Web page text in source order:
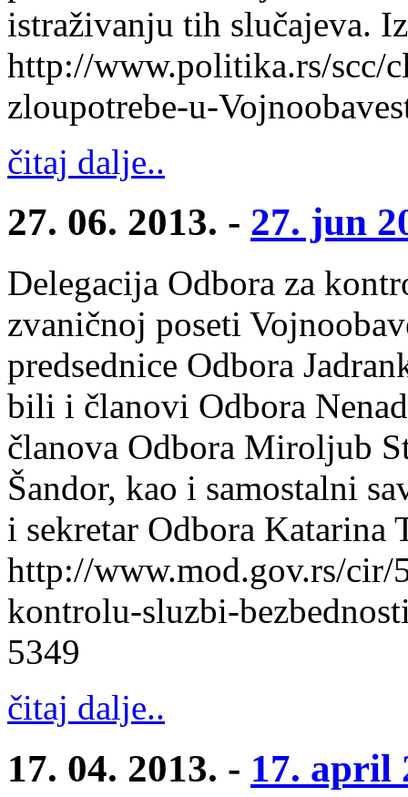
istraživanju tih slučajeva.
http://www.politika.rs/scc/
zloupotrebe-u-
čitaj dalje..
27. 06. 2013. - 27. jun
Delegacija Odbora za
zvaničnoj poseti
predsednice Odbora
bili i članovi Odbora
članova Odbora Miroljub
Šandor, kao i samostalni
i sekretar Odbora Katarina
http://www.mod.gov.rs/cir/
kontrolu-sluzbi-
5349
čitaj dalje..
17. 04. 2013. - 17. april